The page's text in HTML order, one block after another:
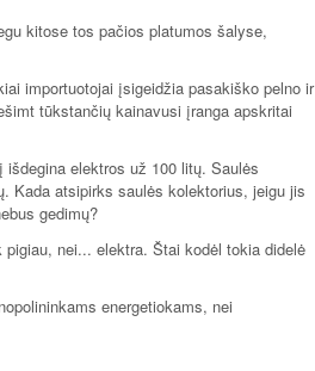
kitose tos pačios platumos šalyse,
importuotojai įsigeidžia pasakiško pelno ir
tūkstančių kainavusi įranga apskritai
elektros už 100 litų. Saulės
Kada atsipirks saulės kolektorius, jeigu jis
gedimų?
nei... elektra. Štai kodėl tokia didelė
energetiokams, nei